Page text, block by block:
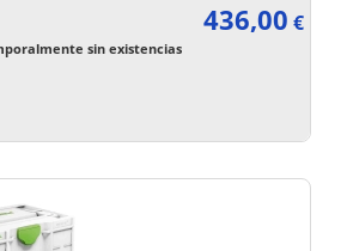
436,00 €
sin existencias